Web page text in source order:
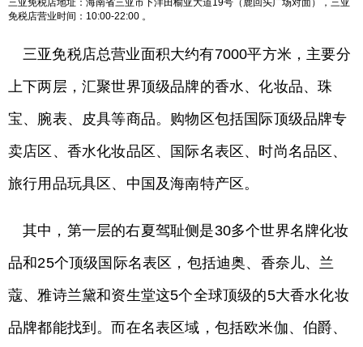
三亚免税店地址：海南省三亚市下洋田榆亚大道19号（鹿回头广场对面），三亚
免税店营业时间：10:00-22:00 。
三亚免税店总营业面积大约有7000平方米，主要分
上下两层，汇聚世界顶级品牌的香水、化妆品、珠
宝、腕表、皮具等商品。购物区包括国际顶级品牌专
卖店区、香水化妆品区、国际名表区、时尚名品区、
旅行用品玩具区、中国及海南特产区。
其中，第一层的右夏驾耻侧是30多个世界名牌化妆
品和25个顶级国际名表区，包括迪奥、香奈儿、兰
蔻、雅诗兰黛和资生堂这5个全球顶级的5大香水化妆
品牌都能找到。而在名表区域，包括欧米伽、伯爵、